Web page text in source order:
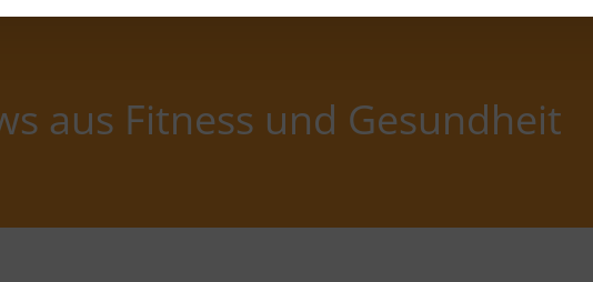
aus Fitness und Gesundheit